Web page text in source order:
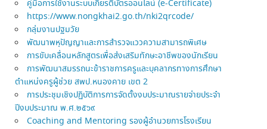
คู่มือการใช้งานระบบเกียรติบัตรออนไลน์ (e-Certificate)
https://www.nongkhai2.go.th/nki2qrcode/
กลุ่มงานปฐมวัย
พัฒนาพหุปัญญาและการสำรวจแววความสามารถพิเศษ
การขับเคลื่อนหลักสูตรเพื่อส่งเสริมทักษะอาชีพของนักเรียน
การพัฒนาสมรรถนะข้าราชการครูและบุคลากรทางการศึกษา
ตำแหน่งครูผู้ช่วย สพป.หนองคาย เขต 2
การประชุมเชิงปฏิบัติการการจัดตั้งงบประมาณรายจ่ายประจำ
ปีงบประมาณ พ.ศ.๒๕๖๙
Coaching and Mentoring รองผู้อำนวยการโรงเรียน